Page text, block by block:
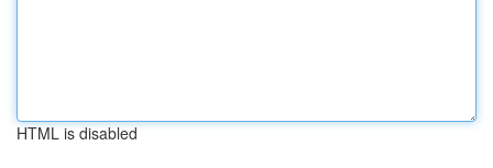
HTML is disabled